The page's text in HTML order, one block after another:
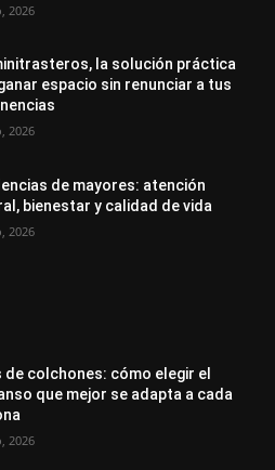
2026
la solución práctica
espacio sin renunciar a tus
2026
de mayores: atención
bienestar y calidad de vida
2026
de colchones: cómo elegir el
que mejor se adapta a cada
2026